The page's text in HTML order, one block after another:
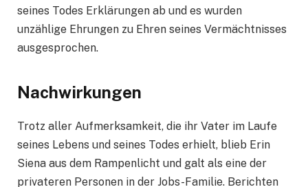
seines Todes Erklärungen ab und es wurden
unzählige Ehrungen zu Ehren seines Vermächtnisses
ausgesprochen.
Nachwirkungen
Trotz aller Aufmerksamkeit, die ihr Vater im Laufe
seines Lebens und seines Todes erhielt, blieb Erin
Siena aus dem Rampenlicht und galt als eine der
privateren Personen in der Jobs-Familie. Berichten